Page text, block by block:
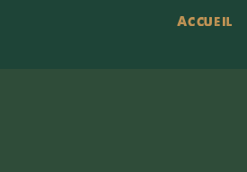
Accueil